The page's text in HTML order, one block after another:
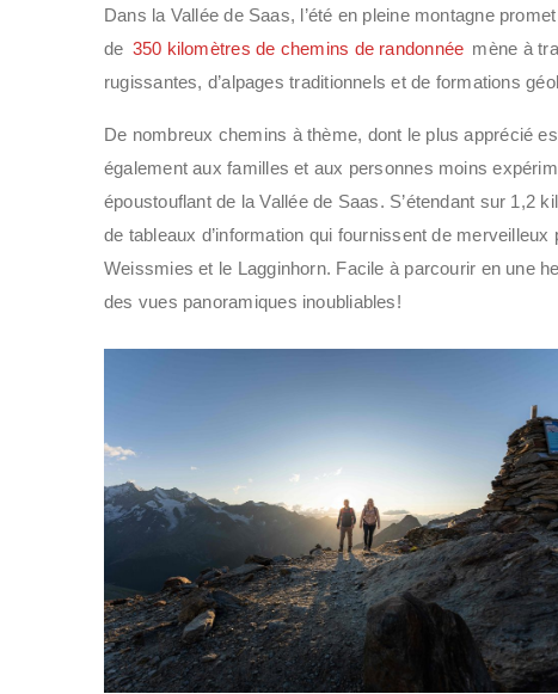
Dans la Vallée de Saas, l’été en pleine montagne
de 350 kilomètres de chemins de randonnée mène à
rugissantes, d’alpages traditionnels et de formations
De nombreux chemins à thème, dont le plus apprécié
également aux familles et aux personnes moins
époustouflant de la Vallée de Saas. S’étendant sur 1,2
de tableaux d’information qui fournissent de
Weissmies et le Lagginhorn. Facile à parcourir en une
des vues panoramiques inoubliables!